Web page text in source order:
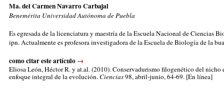
Ma. del Carmen Navarro Carbajal
Benemérita Universidad Autónoma de Puebla
Es egresada de la licenciatura y maestría de la Escuela Nacional de Ciencias
ipn. Actualmente es profesora investigadora de la Escuela de Biología de la
como citar este artículo →
Eliosa León, Héctor R. y at.al. (2010). Conservadurismo filogenético del nicho
enfoque integral de la evolución. Ciencias98, abril-junio, 64-69. [En línea]